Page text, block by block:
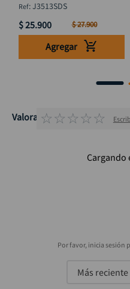
:J3513SDS
$25.900 $27.900
Agregar
Valoraciones
☆☆☆☆☆
Más reciente